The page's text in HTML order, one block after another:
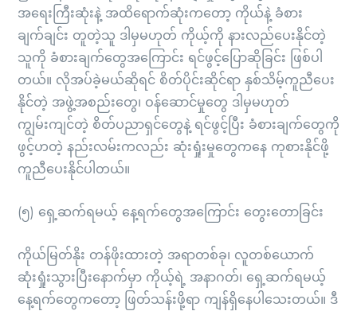
အရေးကြီးဆုံးနဲ့ အထိရောက်ဆုံးကတော့ ကိုယ်နဲ့ ခံစား
ချက်ချင်း တူတဲ့သူ ဒါမှမဟုတ် ကိုယ့်ကို နားလည်ပေးနိုင်တဲ့
သူကို ခံစားချက်တွေအကြောင်း ရင်ဖွင့်ပြောဆိုခြင်း ဖြစ်ပါ
တယ်။ လိုအပ်ခဲ့မယ်ဆိုရင် စိတ်ပိုင်းဆိုင်ရာ နှစ်သိမ့်ကူညီပေး
နိုင်တဲ့ အဖွဲ့အစည်းတွေ၊ ဝန်ဆောင်မှုတွေ ဒါမှမဟုတ်
ကျွမ်းကျင်တဲ့ စိတ်ပညာရှင်တွေနဲ့ ရင်ဖွင့်ပြီး ခံစားချက်တွေကို
ဖွင့်ဟတဲ့ နည်းလမ်းကလည်း ဆုံးရှုံးမှုတွေကနေ ကုစားနိုင်ဖို့
ကူညီပေးနိုင်ပါတယ်။
(၅) ရှေ့ဆက်ရမယ့် နေ့ရက်တွေအကြောင်း တွေးတောခြင်း
ကိုယ်မြတ်နိုး တန်ဖိုးထားတဲ့ အရာတစ်ခု၊ လူတစ်ယောက်
ဆုံးရှုံးသွားပြီးနောက်မှာ ကိုယ့်ရဲ့ အနာဂတ်၊ ရှေ့ဆက်ရမယ့်
နေ့ရက်တွေကတော့ ဖြတ်သန်းဖို့ရာ ကျန်ရှိနေပါသေးတယ်။ ဒီ